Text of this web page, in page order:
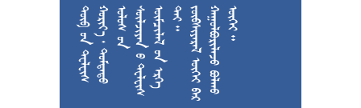

































































  






































 